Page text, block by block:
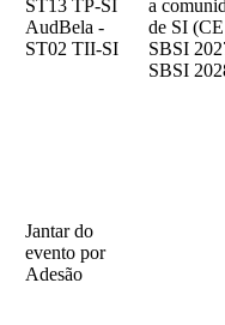
ST13 TP-SI
AudBela -
ST02 TII-SI
a
de SI
SBSI
SBSI
Jantar do
evento por
Adesão